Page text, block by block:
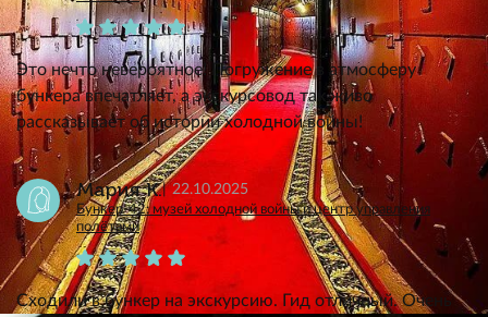
Это нечто невероятное! Погружение в атмосферу
бункера впечатляет, а экскурсовод так живо
рассказывает об истории холодной войны!
Мария К. 22.10.2025
Бункер-42: музей холодной войны и центр управления
полётами
Сходили в бункер на экскурсию. Гид отличный. Очень